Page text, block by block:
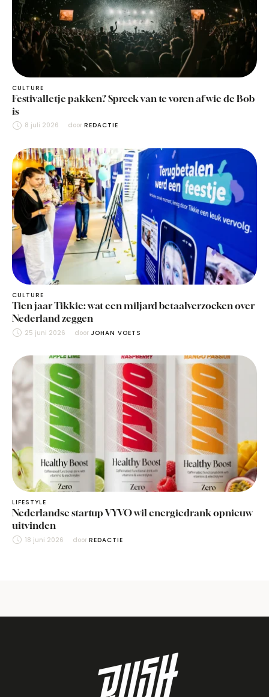
CULTURE
Festivalletje pakken? Spreek van te voren af wie de Bob
is
8 juli 2026 door REDACTIE
CULTURE
Tien jaar Tikkie: wat een miljard betaalverzoeken over
Nederland zeggen
25 juni 2026 door JOHAN VOETS
LIFESTYLE
Nederlandse startup VYVO wil energiedrank opnieuw
uitvinden
18 juni 2026 door REDACTIE